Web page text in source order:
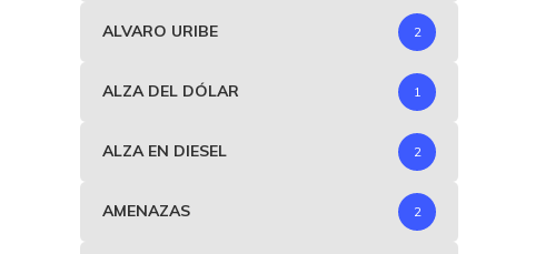
ALVARO URIBE 2
ALZA DEL DÓLAR 1
ALZA EN DIESEL 2
AMENAZAS 2